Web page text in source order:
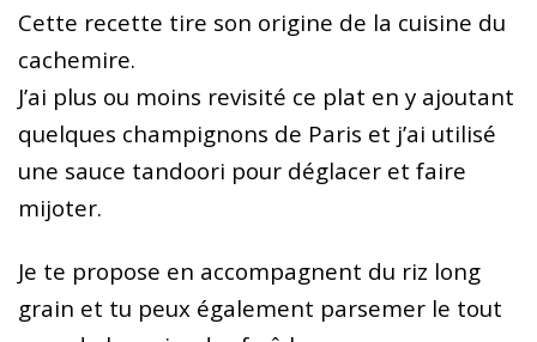
Cette recette tire son origine de la cuisine du
cachemire.
J’ai plus ou moins revisité ce plat en y ajoutant
quelques champignons de Paris et j’ai utilisé
une sauce tandoori pour déglacer et faire
mijoter.
Je te propose en accompagnent du riz long
grain et tu peux également parsemer le tout